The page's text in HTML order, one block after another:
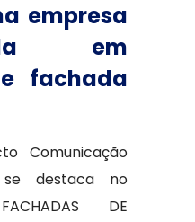
empresa
em
fachada
Comunicação
destaca no
DE